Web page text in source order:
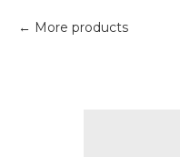
More products